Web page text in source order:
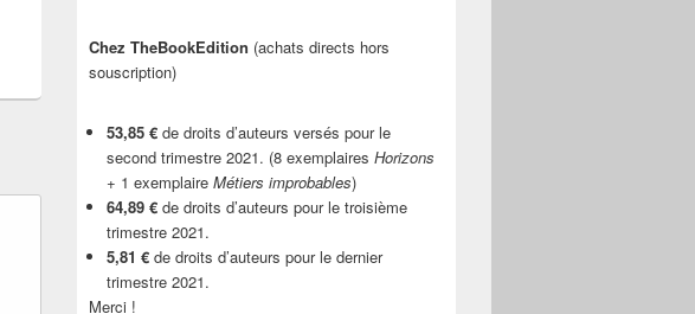
Chez TheBookEdition (achats directs hors
souscription)
53,85 € de droits d’auteurs versés pour le
second trimestre 2021. (8 exemplaires Horizons
+ 1 exemplaire Métiers improbables)
64,89 € de droits d’auteurs pour le troisième
trimestre 2021.
5,81 € de droits d’auteurs pour le dernier
trimestre 2021.
Merci !